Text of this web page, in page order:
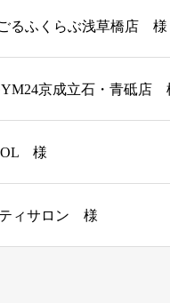
るふくらぶ浅草橋店 様
京成立石・青砥店
様
ィサロン 様